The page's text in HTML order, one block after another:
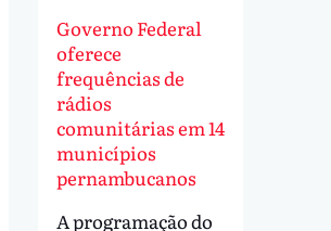
Governo Federal
oferece
frequências de
rádios
comunitárias em 14
municípios
pernambucanos
A programação do